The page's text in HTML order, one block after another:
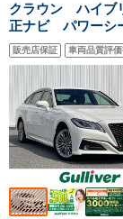
クラウン ハイブ
正ナビ パワーシ
ル レーンキー
ンスソナー
ーム ステアリン
販売店保証 車両品質評